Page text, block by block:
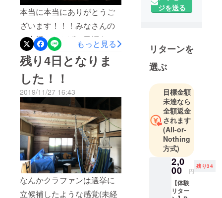
本当に本当にありがとうご
ざいます！！！みなさんの
ご支援のおかげで目標を達
成することができまし
た！！！選んで頂いたリ
ターンを準備して参ります
ので、今しばらくお待ちく
ださい！
もっと見る
残り4日となりま
した！！
2019/11/27 16:43
なんかクラファンは選挙に
立候補したような感覚(未経
イヤー
2018年3月
古家購入
平日は東京
で仕事
で古家を
DIYでリノ
ベーション
していま
す。
ジを送る
リターンを
選ぶ
目標金額
未達なら
全額返金
されます
(All-or-
Nothing
方式)
2,0
00 円
残り34
【体験
リター